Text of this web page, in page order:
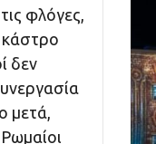
φλόγες,
κάστρο
δεν
μετά,